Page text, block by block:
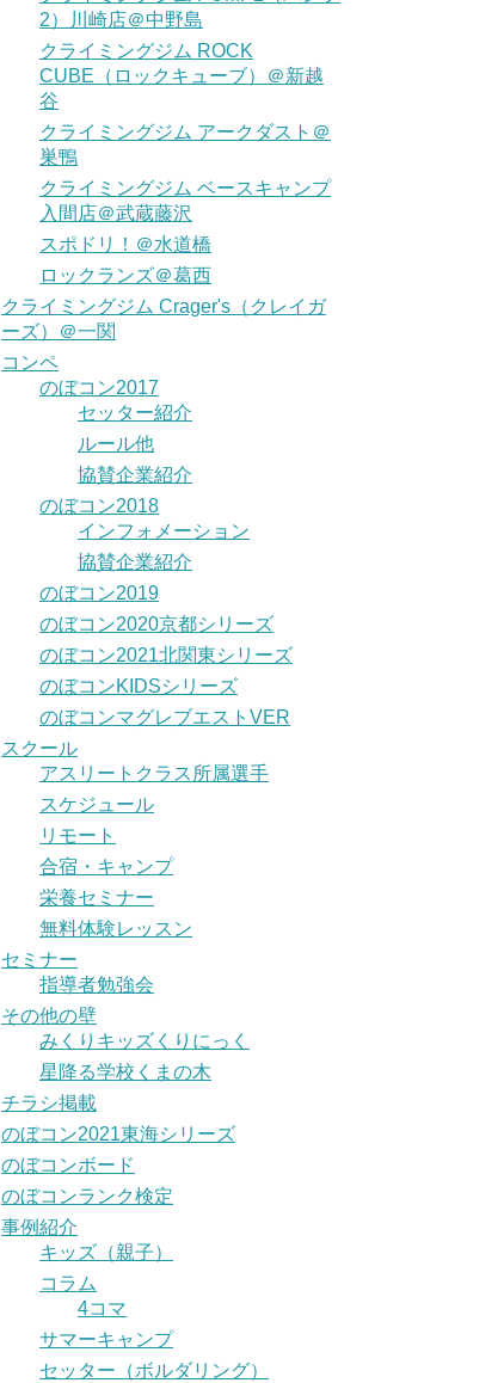
2）川崎店＠中野島
クライミングジム ROCK
CUBE（ロックキューブ）＠新越
谷
クライミングジム アークダスト＠
巣鴨
クライミングジム ベースキャンプ
入間店＠武蔵藤沢
スポドリ！＠水道橋
ロックランズ＠葛西
クライミングジム Crager's（クレイガ
ーズ）＠一関
コンペ
のぼコン2017
セッター紹介
ルール他
協賛企業紹介
のぼコン2018
インフォメーション
協賛企業紹介
のぼコン2019
のぼコン2020京都シリーズ
のぼコン2021北関東シリーズ
のぼコンKIDSシリーズ
のぼコンマグレブエストVER
スクール
アスリートクラス所属選手
スケジュール
リモート
合宿・キャンプ
栄養セミナー
無料体験レッスン
セミナー
指導者勉強会
その他の壁
みくりキッズくりにっく
星降る学校くまの木
チラシ掲載
のぼコン2021東海シリーズ
のぼコンボード
のぼコンランク検定
事例紹介
キッズ（親子）
コラム
4コマ
サマーキャンプ
セッター（ボルダリング）